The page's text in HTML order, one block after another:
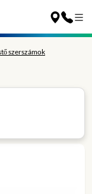
szerszámok